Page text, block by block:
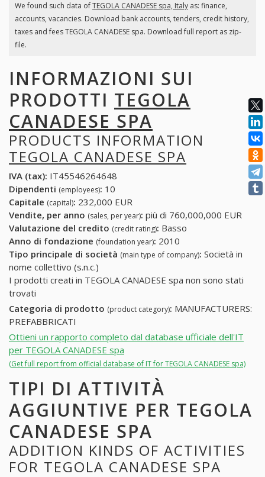
We found such data ofTEGOLA CANADESE spa, Italyas: finance,
accounts, vacancies. Download bank accounts, tenders, credit history,
taxes and fees TEGOLA CANADESE spa. Download full report as zip-
file.
INFORMAZIONI SUI
PRODOTTI TEGOLA
CANADESE SPA
PRODUCTS INFORMATION
TEGOLA CANADESE SPA
IVA (tax): IT45546264648
Dipendenti (employees): 10
Capitale (capital): 232,000 EUR
Vendite, per anno (sales, per year): più di 760,000,000 EUR
Valutazione del credito (credit rating): Basso
Anno di fondazione (foundation year): 2010
Tipo principale di società (main type of company): Società in
nome collettivo (s.n.c.)
I prodotti creati in TEGOLA CANADESE spa non sono stati
trovati
Categoria di prodotto (product category): MANUFACTURERS:
PREFABBRICATI
Ottieni un rapporto completo dal database ufficiale dell'IT
per TEGOLA CANADESE spa
(Get full report from official database of IT for TEGOLA CANADESE spa)
TIPI DI ATTIVITÀ
AGGIUNTIVE PER TEGOLA
CANADESE SPA
ADDITION KINDS OF ACTIVITIES
FOR TEGOLA CANADESE SPA